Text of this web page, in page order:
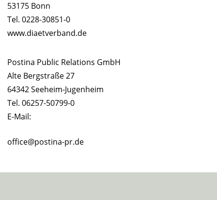
53175 Bonn
Tel. 0228-30851-0
www.diaetverband.de
Postina Public Relations GmbH
Alte Bergstraße 27
64342 Seeheim-Jugenheim
Tel. 06257-50799-0
E-Mail:
office@postina-pr.de